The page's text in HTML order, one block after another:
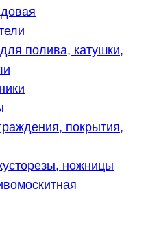
полива, катушки,
покрытия,
ножницы